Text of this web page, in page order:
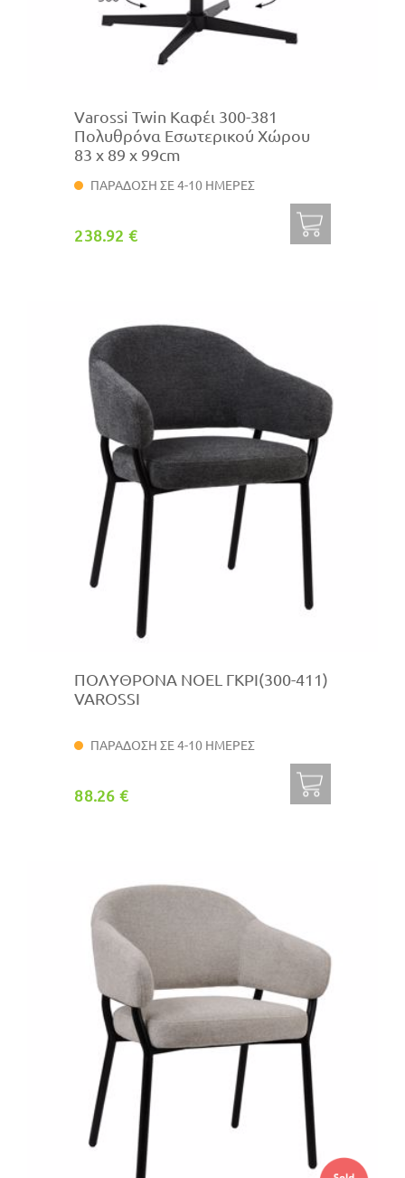
Varossi Twin Καφέι 300-381
Πολυθρόνα Εσωτερικού Χώρου
83 x 89 x 99cm
ΠΑΡΑΔΟΣΗ ΣΕ 4-10 ΗΜΕΡΕΣ
238.92 €
ΠΟΛΥΘΡΟΝΑ NOEL ΓΚΡΙ(300-411)
VAROSSI
ΠΑΡΑΔΟΣΗ ΣΕ 4-10 ΗΜΕΡΕΣ
88.26 €